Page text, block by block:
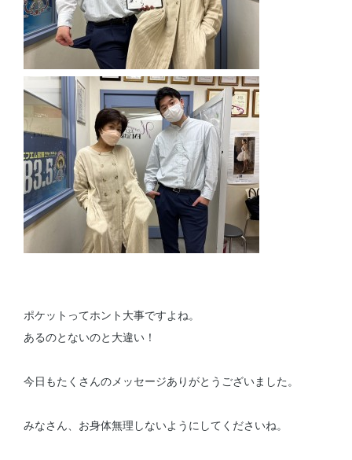
ポケットってホント大事ですよね。
あるのとないのと大違い！
今日もたくさんのメッセージありがとうございました。
みなさん、お身体無理しないようにしてくださいね。